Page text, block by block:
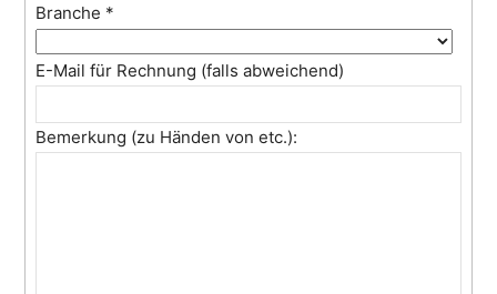
Branche *
E-Mail für Rechnung (falls abweichend)
Bemerkung (zu Händen von etc.):